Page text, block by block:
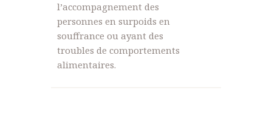
l’accompagnement des
personnes en surpoids en
souffrance ou ayant des
troubles de comportements
alimentaires.